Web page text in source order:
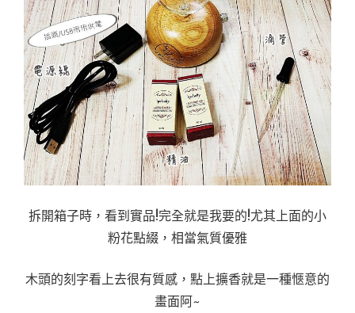
拆開箱子時，看到實品!完全就是我要的!尤其上面的小
粉花點綴，相當氣質優雅
木頭的刻字看上去很有質感，點上擴香就是一種愜意的
畫面阿~